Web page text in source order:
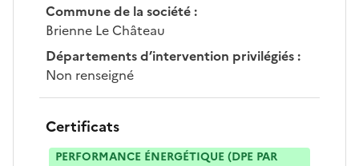
Commune de la société:
Brienne Le Château
Départements d’intervention privilégiés:
Non renseigné
Certificats
PERFORMANCE ÉNERGÉTIQUE (DPE PAR